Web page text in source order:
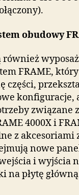
obudowy
również
FRAME,
części,
konfiguracje,
związane
4000X i
z akcesoriami
nowe
i wyjścia
na płytę